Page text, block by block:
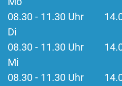
08.30 - 11.30 Uhr
Di
08.30 - 11.30 Uhr
Mi
08.30 - 11.30 Uhr